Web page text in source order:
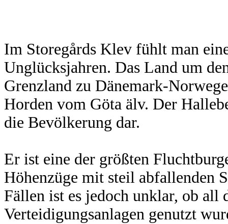
Im Storegårds Klev fühlt man
Unglücksjahren. Das Land um
Grenzland zu Dänemark-
Horden vom Göta älv. Der
die Bevölkerung dar.
Er ist eine der größten
Höhenzüge mit steil abfallenden
Fällen ist es jedoch unklar, ob all
Verteidigungsanlagen genutzt